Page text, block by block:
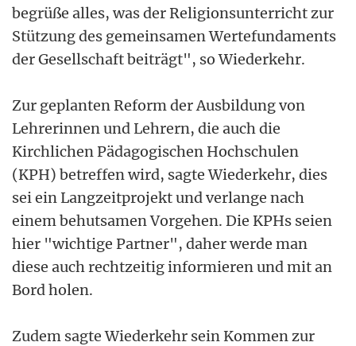
begrüße alles, was der Religionsunterricht zur
Stützung des gemeinsamen Wertefundaments
der Gesellschaft beiträgt", so Wiederkehr.
Zur geplanten Reform der Ausbildung von
Lehrerinnen und Lehrern, die auch die
Kirchlichen Pädagogischen Hochschulen
(KPH) betreffen wird, sagte Wiederkehr, dies
sei ein Langzeitprojekt und verlange nach
einem behutsamen Vorgehen. Die KPHs seien
hier "wichtige Partner", daher werde man
diese auch rechtzeitig informieren und mit an
Bord holen.
Zudem sagte Wiederkehr sein Kommen zur